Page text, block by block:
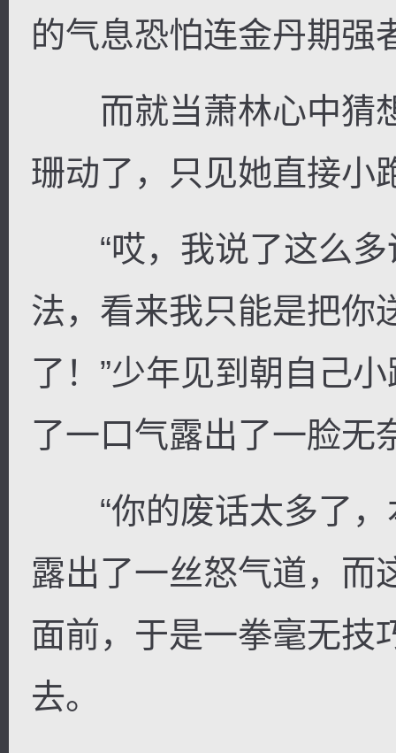
的气息恐怕连金丹期强
而就当萧林心中猜
珊动了，只见她直接小
“哎，我说了这么多
法，看来我只能是把你
了！”少年见到朝自己
了一口气露出了一脸无
“你的废话太多了，
露出了一丝怒气道，而
面前，于是一拳毫无技
去。